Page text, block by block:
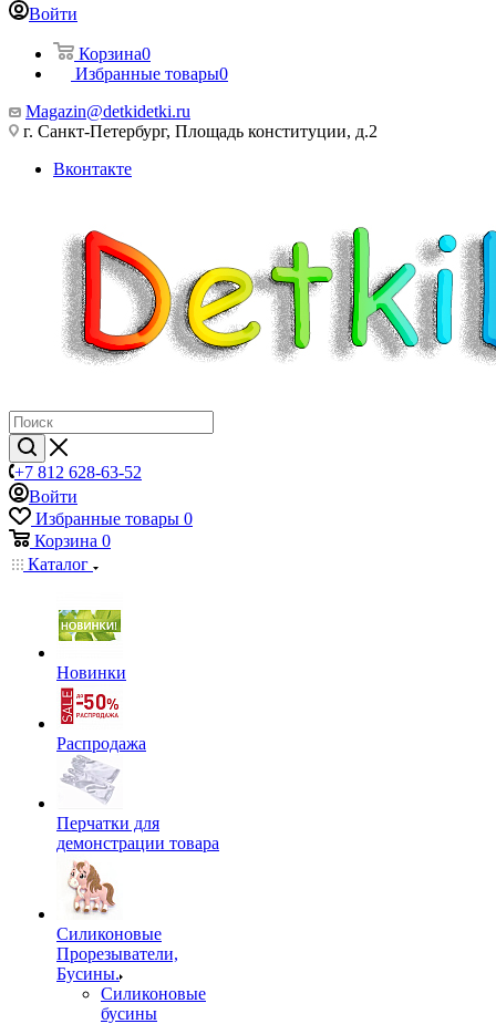
Войти
Корзина0
Избранные товары0
Magazin@detkidetki.ru
г. Санкт-Петербург, Площадь конституции, д.2
Вконтакте
+7 812 628-63-52
Войти
Избранные товары 0
Корзина 0
Каталог
Новинки
Распродажа
Перчатки для
демонстрации товара
Силиконовые
Прорезыватели,
Бусины.
Силиконовые
бусины